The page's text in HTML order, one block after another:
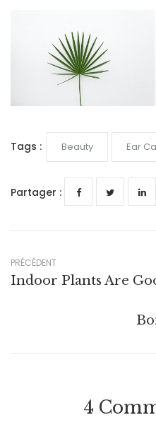
Tags : Beauty Ear
Partager :
PRÉCÉDENT
Indoor Plants Are
4